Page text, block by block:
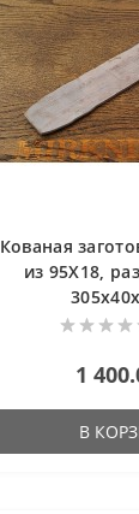
Кованая
из 95Х18,
1
В